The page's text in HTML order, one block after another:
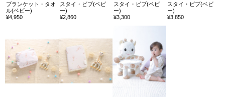
ブランケット・タオ
ル(ベビー)
¥4,950
スタイ・ビブ(ベビ
ー)
¥2,860
スタイ・ビブ(ベビ
ー)
¥3,300
スタイ・ビブ(ベビ
ー)
¥3,850